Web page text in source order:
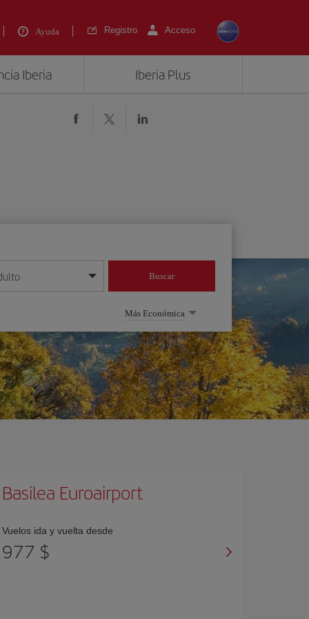
Ayuda Registro Acceso
Iberia Iberia Plus
mes/año
Buscar
Más Económica
Basilea Euroairport
Vuelos ida y vuelta desde
977 $